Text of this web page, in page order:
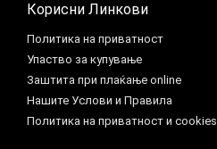
Корисни Линкови
Политика на приватност
Упаство за купување
Заштита при плаќање online
Нашите Услови и Правила
Политика на приватност и cookies